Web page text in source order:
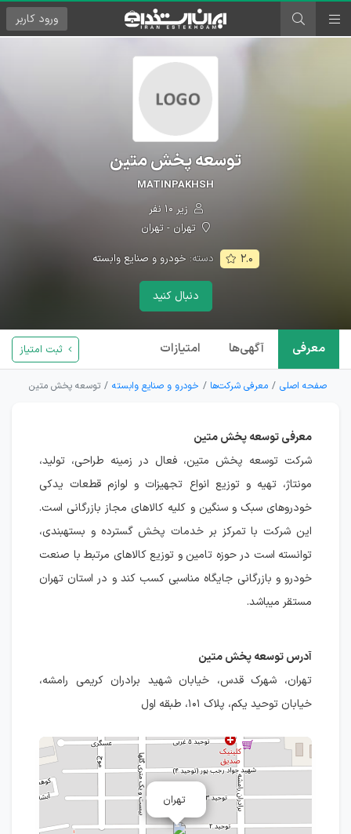
ورود کاربر
توسعه پخش متین
MATINPAKHSH
زیر ۱۰ نفر
تهران - تهران
۲.۰ دسته: خودرو و صنایع وابسته
دنبال کنید
معرفی آگهی‌ها امتیازات ثبت امتیاز
صفحه اصلی معرفی شرکت‌ها خودرو و صنایع وابسته توسعه پخش متین
معرفی توسعه پخش متین
شرکت توسعه پخش متین، فعال در زمینه طراحی، تولید،
مونتاژ، تهیه و توزیع انواع تجهیزات و لوازم قطعات یدکی
خودروهای سبک و سنگین و کلیه کالاهای مجاز بازرگانی است.
این شرکت با تمرکز بر خدمات پخش گسترده و بستهبندی،
توانسته است در حوزه تامین و توزیع کالاهای مرتبط با صنعت
خودرو و بازرگانی جایگاه مناسبی کسب کند و در استان تهران
مستقر میباشد.
آدرس توسعه پخش متین
تهران، شهرک قدس، خیابان شهید برادران کریمی رامشه،
خیابان توحید یکم، پلاک ۱۰۱، طبقه اول
تهران